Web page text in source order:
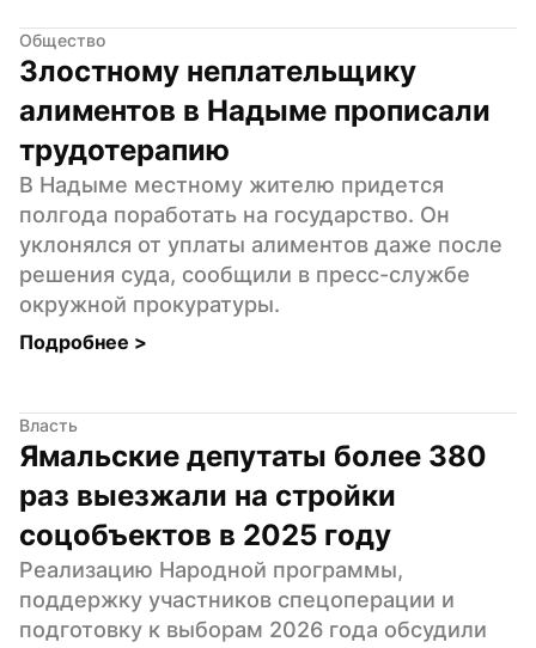
Общество
Злостному неплательщику
алиментов в Надыме прописали
трудотерапию
В Надыме местному жителю придется
полгода поработать на государство. Он
уклонялся от уплаты алиментов даже после
решения суда, сообщили в пресс-службе
окружной прокуратуры.
Подробнее >
Власть
Ямальские депутаты более 380
раз выезжали на стройки
соцобъектов в 2025 году
Реализацию Народной программы,
поддержку участников спецоперации и
подготовку к выборам 2026 года обсудили